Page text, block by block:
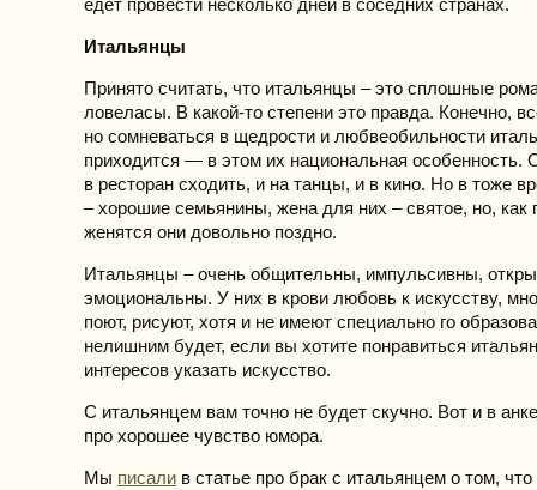
едет провести несколько дней в соседних странах.
Итальянцы
Принято считать, что итальянцы – это сплошные
ловеласы. В какой-то степени это правда. Конечно,
но сомневаться в щедрости и любвеобильности
приходится — в этом их национальная особенность.
в ресторан сходить, и на танцы, и в кино. Но в тоже
– хорошие семьянины, жена для них – святое, но, как
женятся они довольно поздно.
Итальянцы – очень общительны, импульсивны,
эмоциональны. У них в крови любовь к искусству,
поют, рисуют, хотя и не имеют специально го
нелишним будет, если вы хотите понравиться
интересов указать искусство.
С итальянцем вам точно не будет скучно. Вот и в
про хорошее чувство юмора.
Мы писали в статье про брак с итальянцем о том,